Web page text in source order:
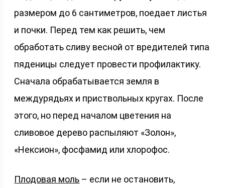
размером до 6 сантиметров, поедает листья
и почки. Перед тем как решить, чем
обработать сливу весной от вредителей типа
пяденицы следует провести профилактику.
Сначала обрабатывается земля в
междурядьях и приствольных кругах. После
этого, но перед началом цветения на
сливовое дерево распыляют «Золон»,
«Нексион», фосфамид или хлорофос.
Плодовая моль – если не остановить,